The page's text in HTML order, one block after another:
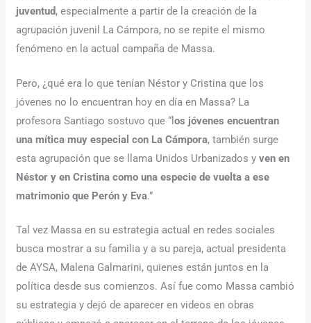
juventud, especialmente a partir de la creación de la
agrupación juvenil La Cámpora, no se repite el mismo
fenómeno en la actual campaña de Massa.
Pero, ¿qué era lo que tenían Néstor y Cristina que los
jóvenes no lo encuentran hoy en día en Massa? La
profesora Santiago sostuvo que “los jóvenes encuentran
una mítica muy especial con La Cámpora, también surge
esta agrupación que se llama Unidos Urbanizados yven en
Néstor y en Cristina como una especie de vuelta a ese
matrimonio que Perón y Eva.”
Tal vez Massa en su estrategia actual en redes sociales
busca mostrar a su familia y a su pareja, actual presidenta
de AYSA, Malena Galmarini, quienes están juntos en la
política desde sus comienzos. Así fue como Massa cambió
su estrategia y dejó de aparecer en videos en obras